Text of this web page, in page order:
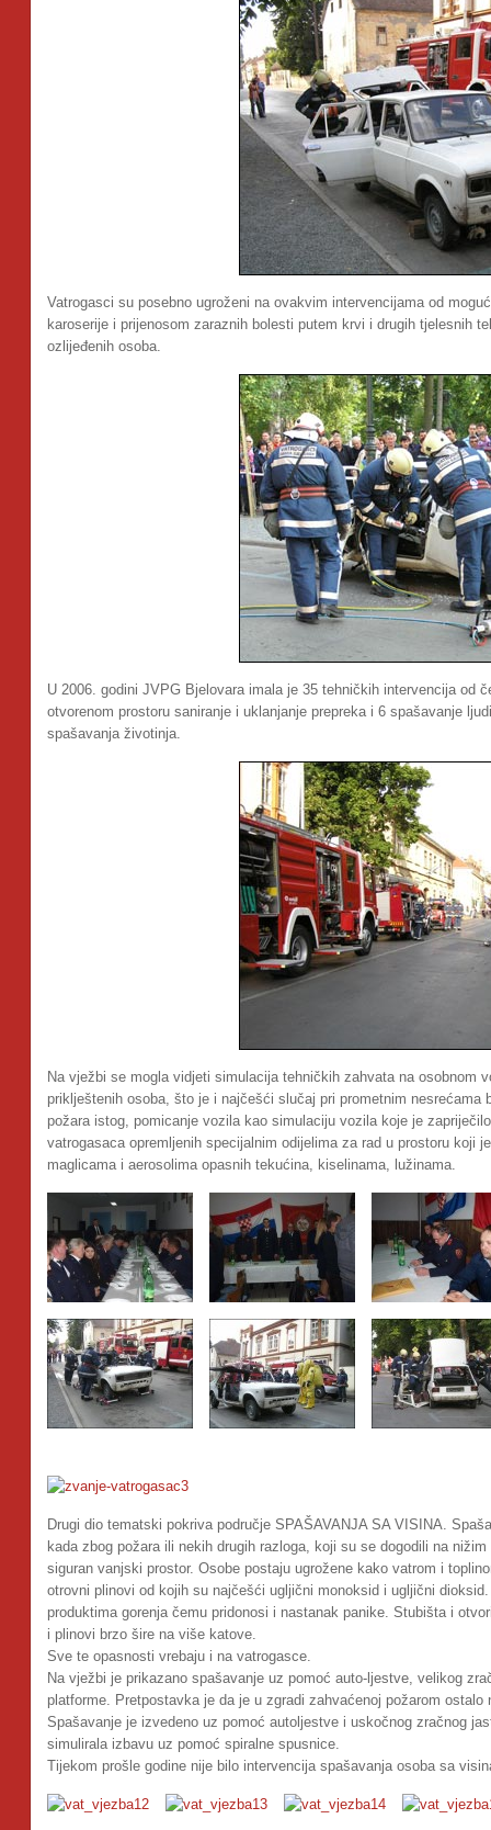
Vatrogasci su posebno ugroženi na ovakvim intervencijama od
karoserije i prijenosom zaraznih bolesti putem krvi i drugih tjelesnih
ozlijeđenih osoba.
U 2006. godini JVPG Bjelovara imala je 35 tehničkih intervencija od
otvorenom prostoru saniranje i uklanjanje prepreka i 6 spašavanje
spašavanja životinja.
Na vježbi se mogla vidjeti simulacija tehničkih zahvata na osobnom
priklještenih osoba, što je i najčešći slučaj pri prometnim nesrećama
požara istog, pomicanje vozila kao simulaciju vozila koje je
vatrogasaca opremljenih specijalnim odijelima za rad u prostoru koji
maglicama i aerosolima opasnih tekućina, kiselinama, lužinama.
Drugi dio tematski pokriva područje SPAŠAVANJA SA VISINA.
kada zbog požara ili nekih drugih razloga, koji su se dogodili na
siguran vanjski prostor. Osobe postaju ugrožene kako vatrom i
otrovni plinovi od kojih su najčešći ugljični monoksid i ugljični
produktima gorenja čemu pridonosi i nastanak panike. Stubišta i
i plinovi brzo šire na više katove.
Sve te opasnosti vrebaju i na vatrogasce.
Na vježbi je prikazano spašavanje uz pomoć auto-ljestve, velikog
platforme. Pretpostavka je da je u zgradi zahvaćenoj požarom
Spašavanje je izvedeno uz pomoć autoljestve i uskočnog zračnog
simulirala izbavu uz pomoć spiralne spusnice.
Tijekom prošle godine nije bilo intervencija spašavanja osoba sa